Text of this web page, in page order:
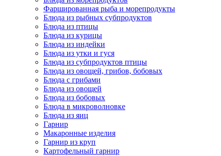
Фаршированная рыба и морепродукты
Блюда из рыбных субпродуктов
Блюда из птицы
Блюда из курицы
Блюда из индейки
Блюда из утки и гуся
Блюда из субпродуктов птицы
Блюда из овощей, грибов, бобовых
Блюда с грибами
Блюда из овощей
Блюда из бобовых
Блюда в микроволновке
Блюда из яиц
Гарнир
Макаронные изделия
Гарнир из круп
Картофельный гарнир